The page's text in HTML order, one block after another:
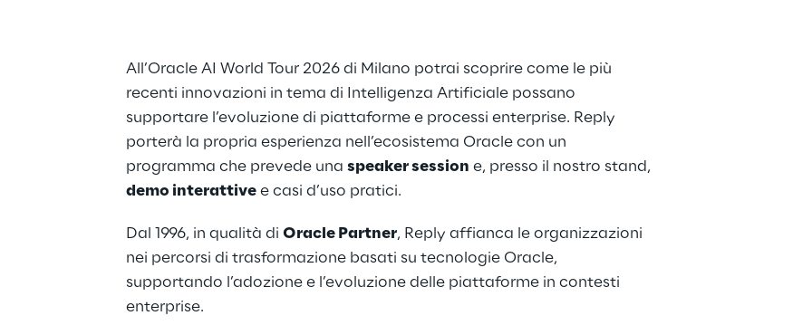
All’Oracle AI World Tour 2026 di Milano potrai scoprire come le più
recenti innovazioni in tema di Intelligenza Artificiale possano
supportare l’evoluzione di piattaforme e processi enterprise. Reply
porterà la propria esperienza nell’ecosistema Oracle con un
programma che prevede una speaker session e, presso il nostro stand,
demo interattive e casi d’uso pratici.
Dal 1996, in qualità di Oracle Partner, Reply affianca le organizzazioni
nei percorsi di trasformazione basati su tecnologie Oracle,
supportando l’adozione e l’evoluzione delle piattaforme in contesti
enterprise.